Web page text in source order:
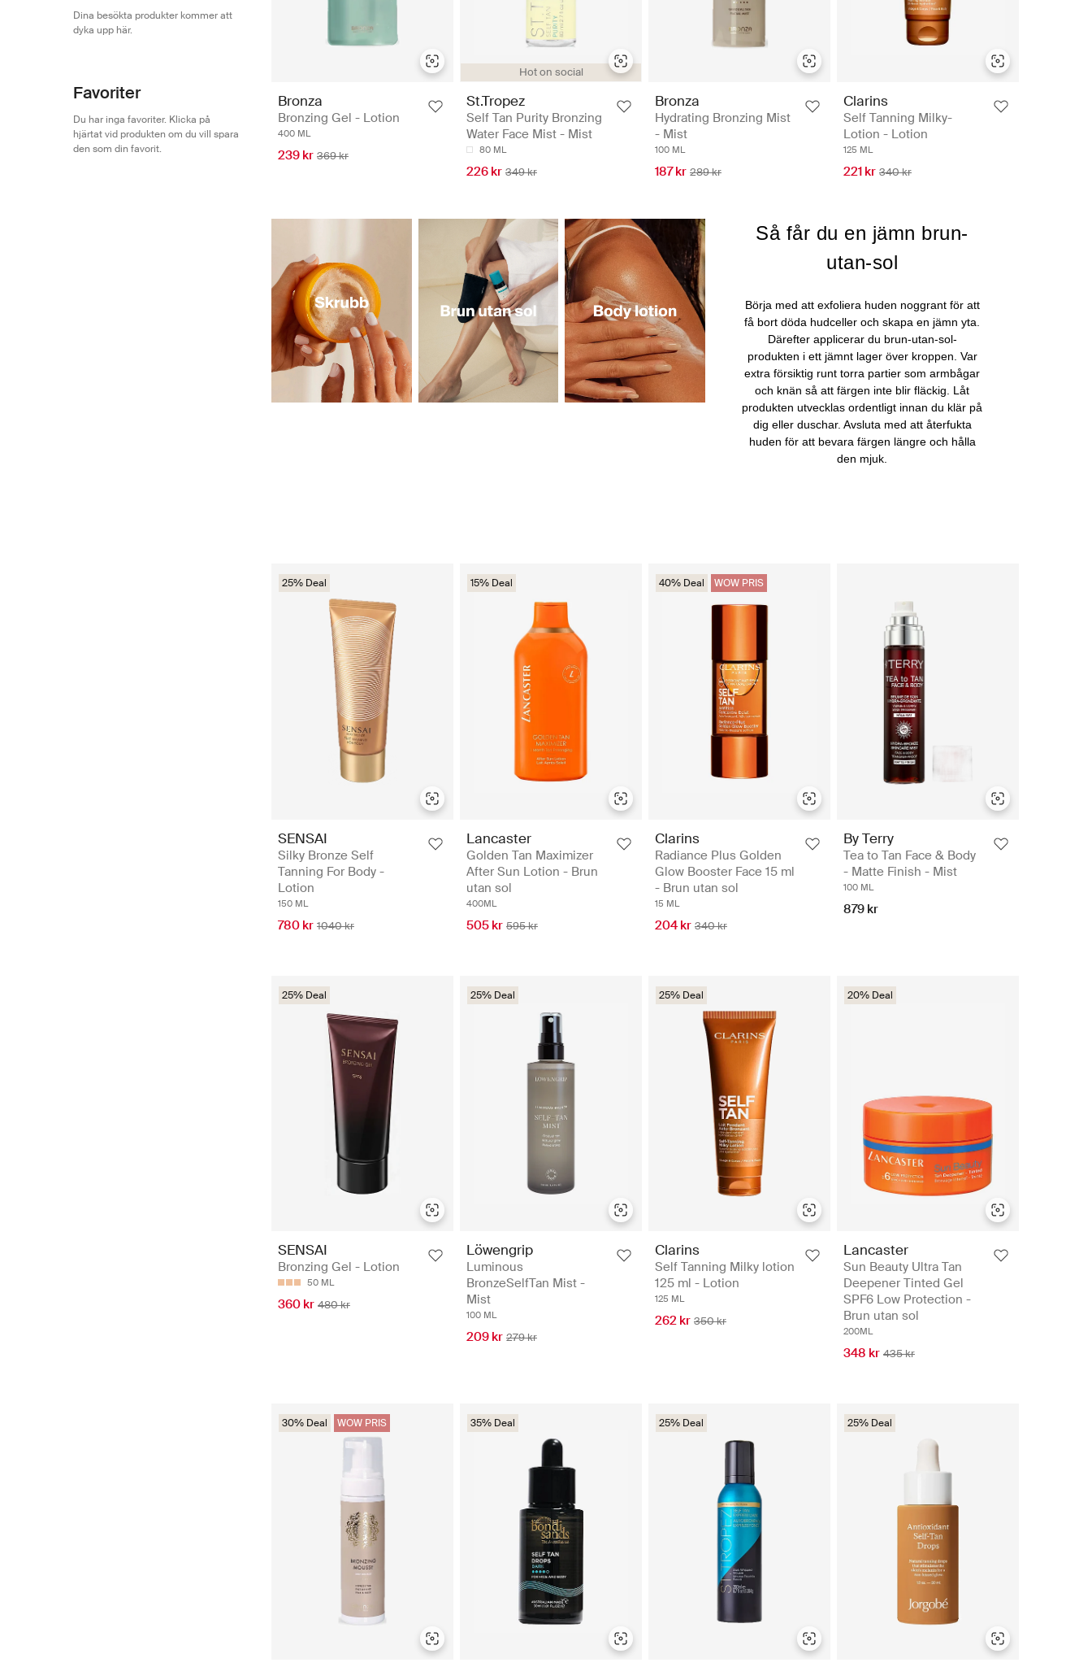
Dina besökta produkter kommer att
dyka upp här.
Favoriter
Du har inga favoriter. Klicka på
hjärtat vid produkten om du vill spara
den som din favorit.
Bronza
Bronzing Gel - Lotion
400 ML
239 kr 369 kr
Hot on social
St.Tropez
Self Tan Purity Bronzing
Water Face Mist - Mist
80 ML
226 kr 349 kr
Bronza
Hydrating Bronzing Mist
- Mist
100 ML
187 kr 289 kr
Clarins
Self Tanning Milky-
Lotion - Lotion
125 ML
221 kr 340 kr
25% Deal
SENSAI
Silky Bronze Self
Tanning For Body -
Lotion
150 ML
780 kr 1040 kr
15% Deal
Lancaster
Golden Tan Maximizer
After Sun Lotion - Brun
utan sol
400ML
505 kr 595 kr
40% Deal WOW PRIS
Clarins
Radiance Plus Golden
Glow Booster Face 15 ml
- Brun utan sol
15 ML
204 kr 340 kr
By Terry
Tea to Tan Face & Body
- Matte Finish - Mist
100 ML
879 kr
25% Deal
SENSAI
Bronzing Gel - Lotion
50 ML
360 kr 480 kr
25% Deal
Löwengrip
Luminous
BronzeSelfTan Mist -
Mist
100 ML
209 kr 279 kr
25% Deal
Clarins
Self Tanning Milky lotion
125 ml - Lotion
125 ML
262 kr 350 kr
20% Deal
Lancaster
Sun Beauty Ultra Tan
Deepener Tinted Gel
SPF6 Low Protection -
Brun utan sol
200ML
348 kr 435 kr
30% Deal WOW PRIS 35% Deal 25% Deal 25% Deal
Så får du en jämn brun-
utan-sol
Börja med att exfoliera huden noggrant för att
få bort döda hudceller och skapa en jämn yta.
Därefter applicerar du brun-utan-sol-
produkten i ett jämnt lager över kroppen. Var
extra försiktig runt torra partier som armbågar
och knän så att färgen inte blir fläckig. Låt
produkten utvecklas ordentligt innan du klär på
dig eller duschar. Avsluta med att återfukta
huden för att bevara färgen längre och hålla
den mjuk.